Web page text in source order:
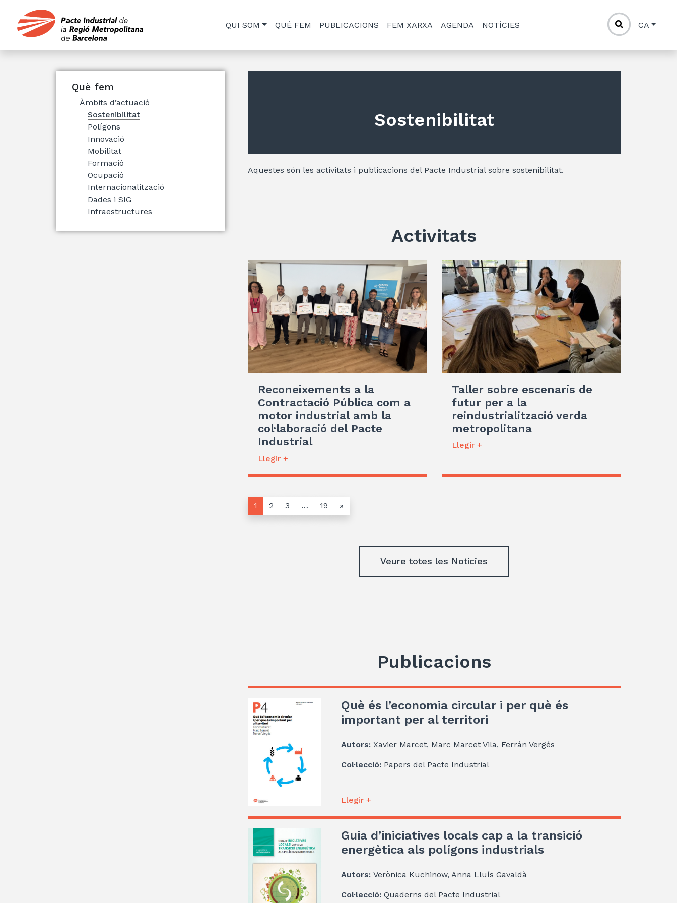
QUI SOM QUÈ FEM PUBLICACIONS FEM XARXA AGENDA NOTÍCIES CA
Què fem
Àmbits d’actuació
Sostenibilitat
Polígons
Innovació
Mobilitat
Formació
Ocupació
Internacionalització
Dades i SIG
Infraestructures
Sostenibilitat
Aquestes són les activitats i publicacions del Pacte Industrial sobre sostenibilitat.
Activitats
Reconeixements a la
Contractació Pública com a
motor industrial amb la
col·laboració del Pacte
Industrial
Llegir +
Taller sobre escenaris de
futur per a la
reindustrialització verda
metropolitana
Llegir +
1 2 3 … 19 »
Veure totes les Notícies
Publicacions
Què és l’economia circular i per què és
important per al territori
Autors: Xavier Marcet, Marc Marcet Vila, Ferrán Vergés
Col·lecció: Papers del Pacte Industrial
Llegir +
Guia d’iniciatives locals cap a la transició
energètica als polígons industrials
Autors: Verònica Kuchinow, Anna Lluís Gavaldà
Col·lecció: Quaderns del Pacte Industrial